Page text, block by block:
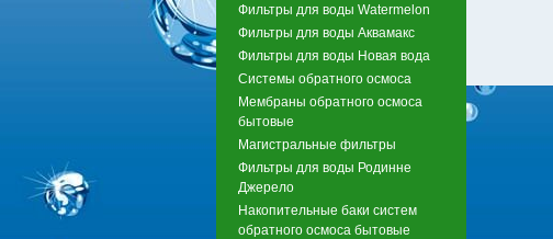
Фильтры для воды Watermelon
Фильтры для воды Аквамакс
Фильтры для воды Новая вода
Системы обратного осмоса
Мембраны обратного осмоса
бытовые
Магистральные фильтры
Фильтры для воды Родинне
Джерело
Накопительные баки систем
обратного осмоса бытовые